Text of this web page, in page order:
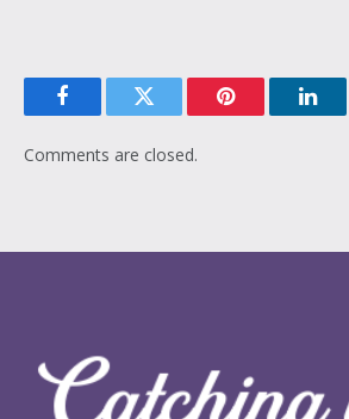
FacebookTwitter Pinterest
Comments are closed.